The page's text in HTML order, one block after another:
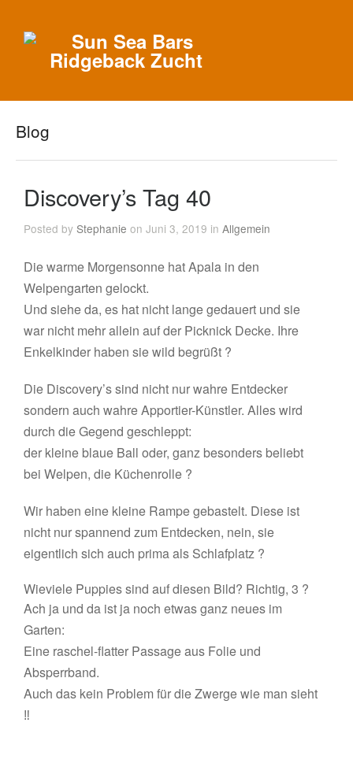
Blog
Discovery’s Tag 40
Posted byStephanie on Juni 3, 2019 inAllgemein
Die warme Morgensonne hat Apala in den
Welpengarten gelockt.
Und siehe da, es hat nicht lange gedauert und sie
war nicht mehr allein auf der Picknick Decke. Ihre
Enkelkinder haben sie wild begrüßt ?
Die Discovery’s sind nicht nur wahre Entdecker
sondern auch wahre Apportier-Künstler. Alles wird
durch die Gegend geschleppt:
der kleine blaue Ball oder, ganz besonders beliebt
bei Welpen, die Küchenrolle ?
Wir haben eine kleine Rampe gebastelt. Diese ist
nicht nur spannend zum Entdecken, nein, sie
eigentlich sich auch prima als Schlafplatz ?
Wieviele Puppies sind auf diesen Bild? Richtig, 3 ?
Ach ja und da ist ja noch etwas ganz neues im
Garten:
Eine raschel-flatter Passage aus Folie und
Absperrband.
Auch das kein Problem für die Zwerge wie man sieht
‼